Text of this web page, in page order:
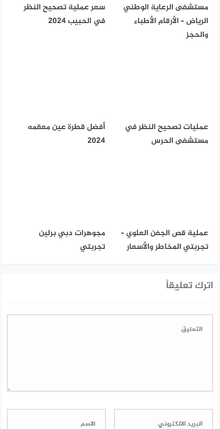
مستشفى الرعاية الوطني
الرياض – الأرقام الأطباء
والحجز
سعر عملية تصحيح النظر
في الحبيب 2024
عمليات تصحيح النظر في
مستشفى الحرس
أفضل قطرة عين معقمه
2024
عملية قص الجفن العلوي –
تجربتي المخاطر والأسعار
مجوهرات دبي برلين
تجربتي
اترك تعليقاً